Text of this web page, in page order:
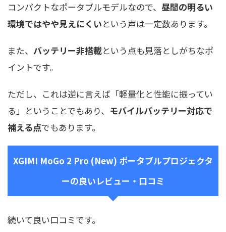
コンパクトなポータブルモデルなので、 昼間の明るい
環境ではやや見えにくいという声は一定数あります。
また、 バッテリー非搭載という点も見落としがちなポ
イントです。
ただし、これは逆に言えば「軽量化と性能に振ってい
る」ということでもあり、 モバイルバッテリー対応で
補える点でもあります。
XGIMI MoGo 2 Pro (New) ポータブルプロジェクタ
ーの良いレビュー・口コミ
続いて良い口コミです。